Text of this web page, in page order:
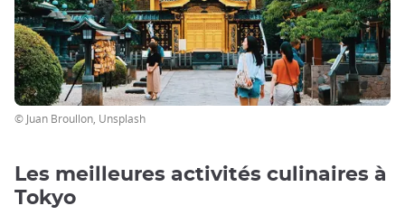
© Juan Broullon, Unsplash
Les meilleures activités culinaires à
Tokyo